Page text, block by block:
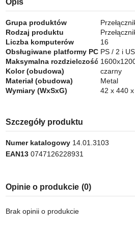
Opis
Grupa produktów
Rodzaj produktu
Liczba komputerów
16
Obsługiwane platformy PC PS / 2 i
Maksymalna rozdzielczość
Kolor (obudowa)
czarny
Materiał (obudowa)
Metal
Wymiary (WxSxG)
42 x 440
Szczegóły produktu
Numer katalogowy 14.01.3103
EAN13 0747126228931
Opinie o produkcie (0)
Brak opinii o produkcie